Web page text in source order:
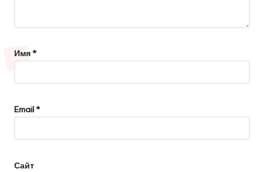
Имя*
Email*
Сайт